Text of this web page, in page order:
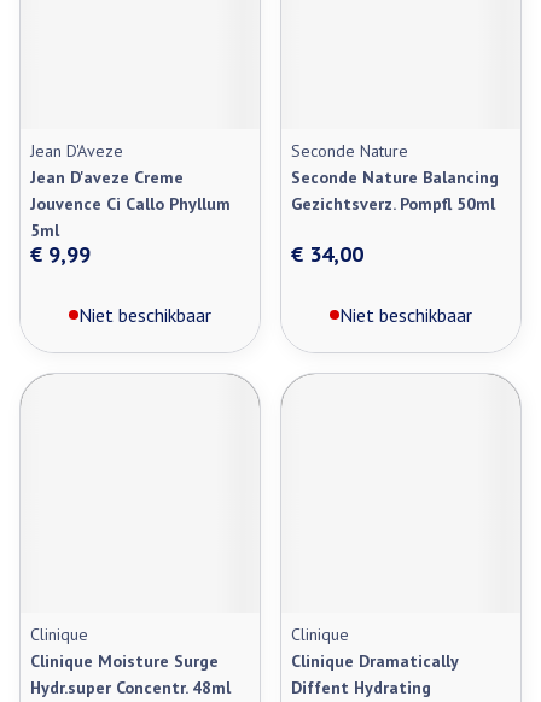
Jean D'Aveze
Jean D'aveze Creme
Jouvence Ci Callo Phyllum
5ml
€ 9,99
Niet beschikbaar
Seconde Nature
Seconde Nature Balancing
Gezichtsverz. Pompfl 50ml
€ 34,00
Niet beschikbaar
Clinique
Clinique Moisture Surge
Hydr.super Concentr. 48ml
Clinique
Clinique Dramatically
Diffent Hydrating